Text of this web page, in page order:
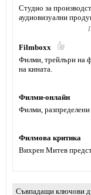
Студио за
аудиовизуални
Filmboxx
Филми, трейлъри на
на кината.
Филми-онлайн
Филми,
Филмова критика
Вихрен Митев
Съвпадащи ключови